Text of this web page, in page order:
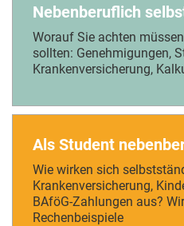
Nebenberuflich
Worauf Sie achten
sollten: Genehmigungen,
Krankenversicherung,
Als Student
Wie wirken sich
Krankenversicherung,
BAföG-Zahlungen aus?
Rechenbeispiele